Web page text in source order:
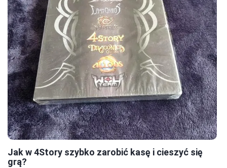
Jak w 4Story szybko zarobić kasę i cieszyć się
grą?